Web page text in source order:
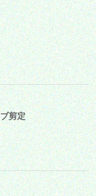
剪定